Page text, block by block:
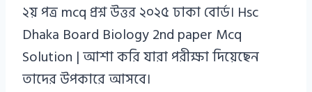
২য় পত্র mcq প্রশ্ন উত্তর ২০২৫ ঢাকা বোর্ড। Hsc
Dhaka Board Biology 2nd paper Mcq
Solution | আশা করি যারা পরীক্ষা দিয়েছেন
তাদের উপকারে আসবে।